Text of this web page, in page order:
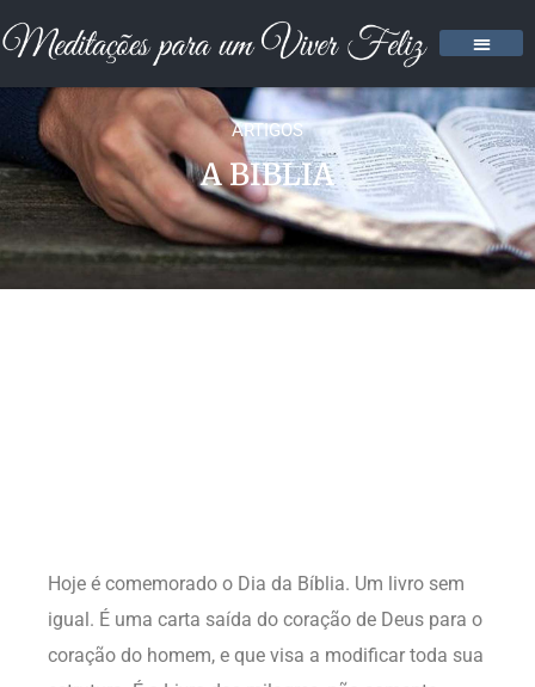
ARTIGOS
A BIBLIA
Hoje é comemorado o Dia da Bíblia. Um livro sem
igual. É uma carta saída do coração de Deus para o
coração do homem, e que visa a modificar toda sua